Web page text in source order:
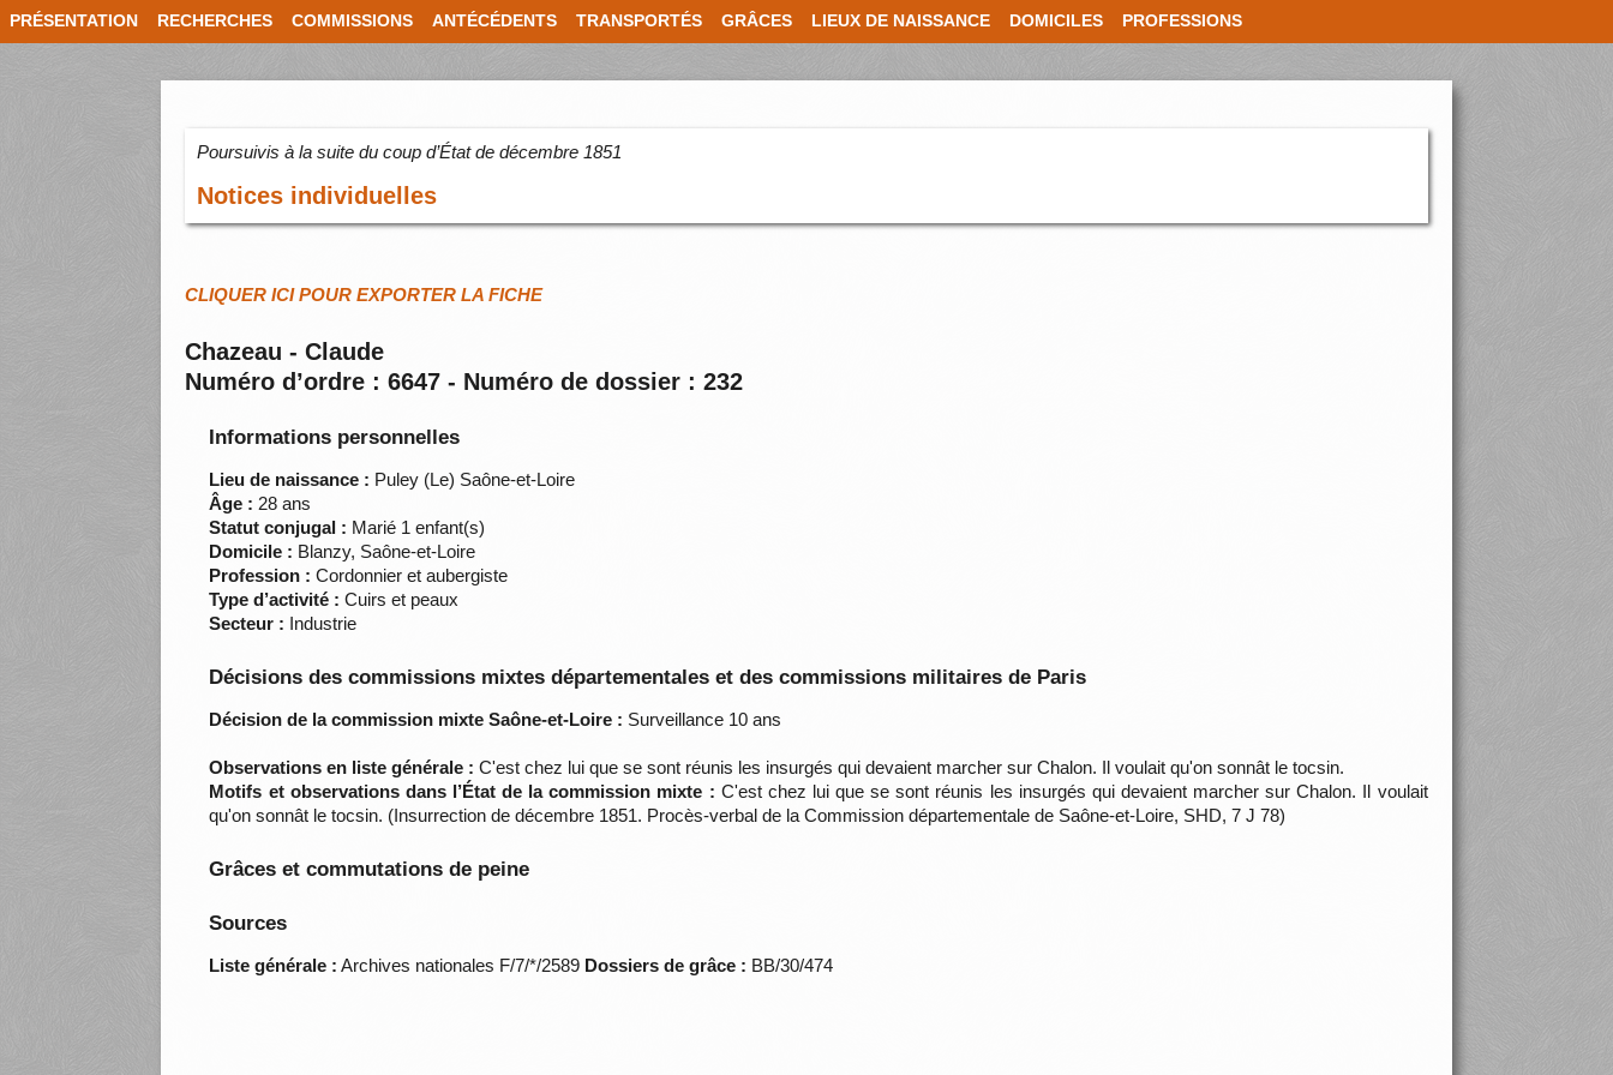
PRÉSENTATION RECHERCHES COMMISSIONS ANTÉCÉDENTS TRANSPORTÉS GRÂCES LIEUX DE NAISSANCE DOMICILES PROFESSIONS
Poursuivis à la suite du coup d’État de décembre 1851
Notices individuelles
CLIQUER ICI POUR EXPORTER LA FICHE
Chazeau - Claude
Numéro d’ordre : 6647 - Numéro de dossier : 232
Informations personnelles
Lieu de naissance : Puley (Le) Saône-et-Loire
Âge : 28 ans
Statut conjugal : Marié 1 enfant(s)
Domicile : Blanzy, Saône-et-Loire
Profession : Cordonnier et aubergiste
Type d’activité : Cuirs et peaux
Secteur : Industrie
Décisions des commissions mixtes départementales et des commissions militaires de Paris
Décision de la commission mixte Saône-et-Loire : Surveillance 10 ans
Observations en liste générale : C'est chez lui que se sont réunis les insurgés qui devaient marcher sur Chalon. Il voulait qu'on sonnât le tocsin.
Motifs et observations dans l’État de la commission mixte : C'est chez lui que se sont réunis les insurgés qui devaient marcher sur Chalon. Il voulait
qu'on sonnât le tocsin. (Insurrection de décembre 1851. Procès-verbal de la Commission départementale de Saône-et-Loire, SHD, 7 J 78)
Grâces et commutations de peine
Sources
Liste générale : Archives nationales F/7/*/2589 Dossiers de grâce : BB/30/474